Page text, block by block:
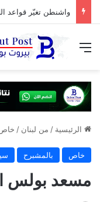
القائمة
الرئيسية / من لبنان /
خاص بالمشبرح
مسعد بولس